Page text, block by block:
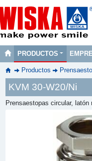
PRODUCTOS
Productos
KVM 30-W20/Ni
Prensaestopas circular,